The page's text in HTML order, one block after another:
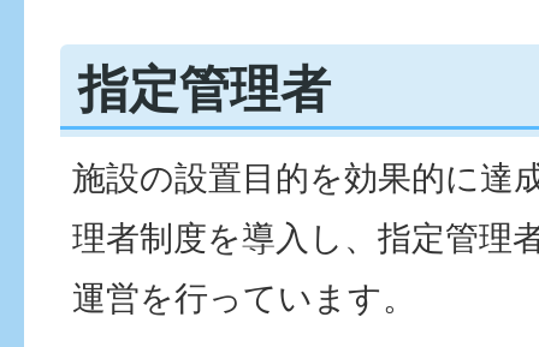
指定管理者
施設の設置目的を効果的に達
理者制度を導入し、指定管理
運営を行っています。